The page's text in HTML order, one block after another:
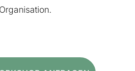
Organisation.